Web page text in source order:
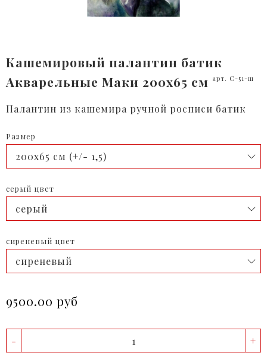
Кашемировый палантин батик
Акварельные Маки 200x65 см
арт. С-51-ш
Палантин из кашемира ручной росписи батик
Размер
серый цвет
сиреневый цвет
9500.00 руб
- +